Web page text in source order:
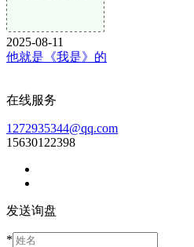
2025-08-11
他就是《我是》的
在线服务
1272935344@qq.com
15630122398
发送询盘
*